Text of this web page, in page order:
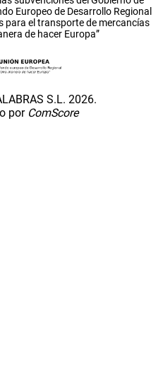
Europeo de Desarrollo Regional
para el transporte de mercancías
de hacer Europa”
S.L. 2026.
por ComScore